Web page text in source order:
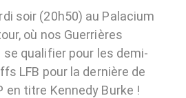
soir (20h50) au Palacium
où nos Guerrières
qualifier pour les demi-
LFB pour la dernière de
en titre Kennedy Burke !